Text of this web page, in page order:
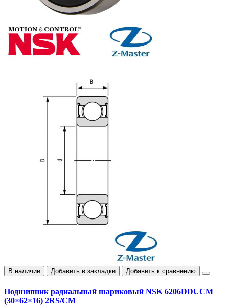
В наличии Добавить в закладки Добавить к сравнению
Подшипник радиальный шариковый NSK 6206DDUCM
(30×62×16) 2RS/CM